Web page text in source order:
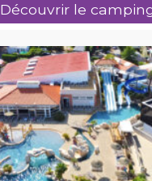
Découvrir le